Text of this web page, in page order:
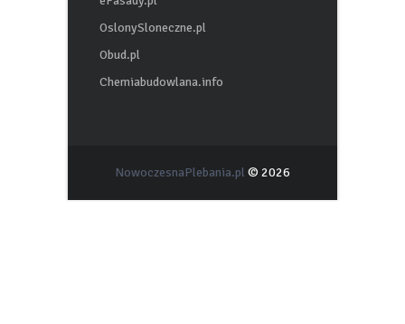
OslonySloneczne.pl
Obud.pl
Chemiabudowlana.info
NowoczesnaPlebania.pl © 2026